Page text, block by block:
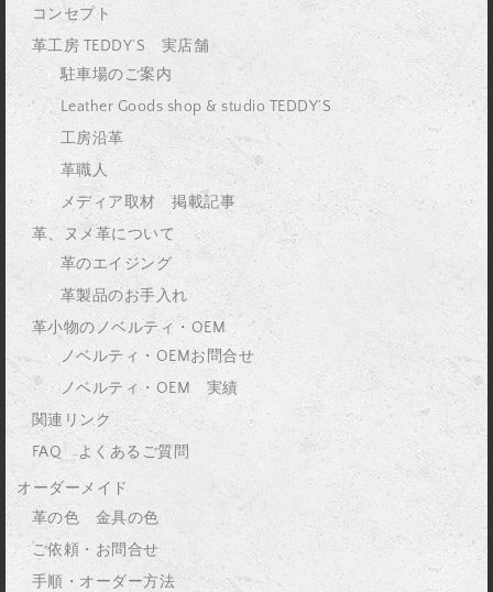
コンセプト
革工房 TEDDY’S 実店舗
駐車場のご案内
Leather Goods shop & studio TEDDY’S
工房沿革
革職人
メディア取材 掲載記事
革、ヌメ革について
革のエイジング
革製品のお手入れ
革小物のノベルティ・OEM
ノベルティ・OEMお問合せ
ノベルティ・OEM 実績
関連リンク
FAQ よくあるご質問
オーダーメイド
革の色 金具の色
ご依頼・お問合せ
手順・オーダー方法